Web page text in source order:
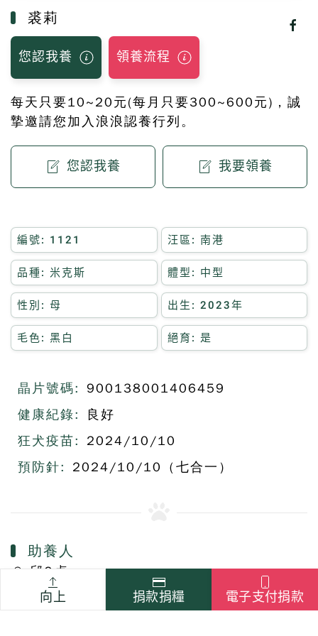
裘莉
您認我養 領養流程
每天只要10~20元(每月只要300~600元)，誠
摯邀請您加入浪浪認養行列。
您認我養 我要領養
編號: 1121 汪區: 南港
品種: 米克斯 體型: 中型
性別: 母 出生: 2023年
毛色: 黑白 絕育: 是
晶片號碼: 900138001406459
健康紀錄:
良好
狂犬疫苗:
2024/10/10
預防針:
2024/10/10（七合一）
助養人
邱O貞
向上 捐款捐糧 電子支付捐款